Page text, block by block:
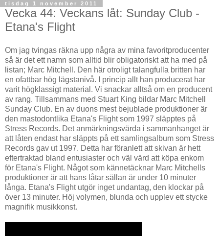
tisdag 1 november 2011
Vecka 44: Veckans låt: Sunday Club -
Etana's Flight
Om jag tvingas räkna upp några av mina favoritproducenter
så är det ett namn som alltid blir obligatoriskt att ha med på
listan; Marc Mitchell. Den här otroligt talangfulla britten har
en ofattbar hög lägstanivå. I princip allt han producerat har
varit högklassigt material. Vi snackar alltså om en producent
av rang. Tillsammans med Stuart King bildar Marc Mitchell
Sunday Club. En av duons mest bejublade produktioner är
den mastodontlika Etana's Flight som 1997 släpptes på
Stress Records. Det anmärkningsvärda i sammanhanget är
att låten endast har släppts på ett samlingsalbum som Stress
Records gav ut 1997. Detta har föranlett att skivan är hett
eftertraktad bland entusiaster och väl värd att köpa enkom
för Etana's Flight. Något som kännetäcknar Marc Mitchells
produktioner är att hans låtar sällan är under 10 minuter
långa. Etana's Flight utgör inget undantag, den klockar på
över 13 minuter. Höj volymen, blunda och upplev ett stycke
magnifik musikkonst.